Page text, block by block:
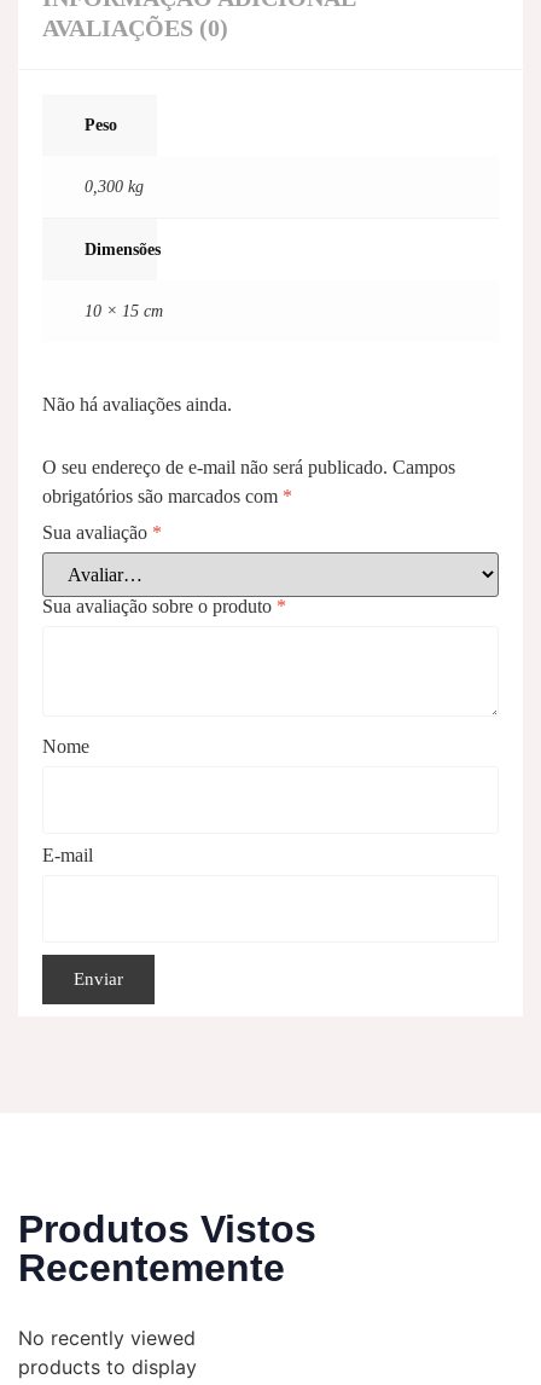
AVALIAÇÕES (0)
Peso
0,300 kg
Dimensões
10 × 15 cm
Não há avaliações ainda.
O seu endereço de e-mail não será publicado. Campos
obrigatórios são marcados com *
Sua avaliação *
Sua avaliação sobre o produto *
Nome
E-mail
Produtos Vistos
Recentemente
No recently viewed
products to display